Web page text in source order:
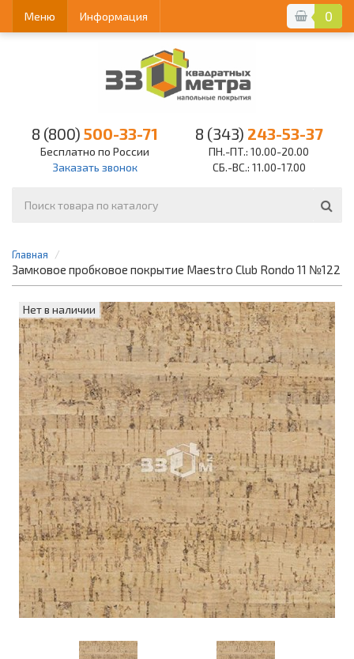
0
Меню Информация
8 (800) 500-33-71
Бесплатно по России
Заказать звонок
8 (343) 243-53-37
ПН.-ПТ.: 10.00-20.00
СБ.-ВС.: 11.00-17.00
Главная
Замковое пробковое покрытие Maestro Club Rondo 11 №122
Нет в наличии